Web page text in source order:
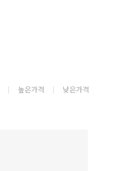
높은가격 낮은가격